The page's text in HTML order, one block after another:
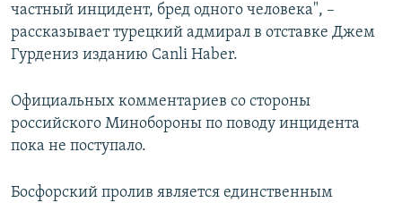
частный инцидент, бред одного человека", –
рассказывает турецкий адмирал в отставке Джем
Гурдениз изданию Canli Haber.
Официальных комментариев со стороны
российского Минобороны по поводу инцидента
пока не поступало.
Босфорский пролив является единственным